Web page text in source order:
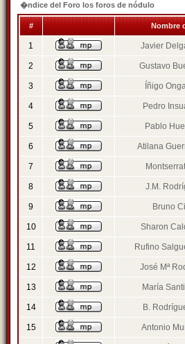
�ndice del Foro los foros de nódulo
# Nombre
1 Javier
2 Gustavo
3 Íñigo
4 Pedro
5 Pablo
6 Atilana
7
8 J.M.
9 Bruno
10 Sharon
11 Rufino
12 José Mª
13 María
14 B.
15 Antonio